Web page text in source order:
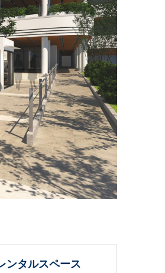
ンタルスペース